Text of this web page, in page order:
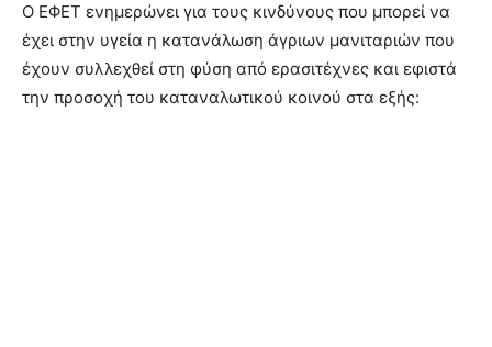
Ο ΕΦΕΤ ενημερώνει για τους κινδύνους που μπορεί να
έχει στην υγεία η κατανάλωση άγριων μανιταριών που
έχουν συλλεχθεί στη φύση από ερασιτέχνες και εφιστά
την προσοχή του καταναλωτικού κοινού στα εξής: